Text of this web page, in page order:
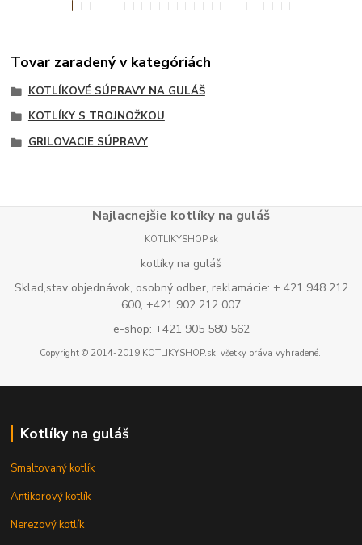
Tovar zaradený v kategóriách
KOTLÍKOVÉ SÚPRAVY NA GULÁŠ
KOTLÍKY S TROJNOŽKOU
GRILOVACIE SÚPRAVY
Najlacnejšie kotlíky na guláš
KOTLIKYSHOP.sk
kotlíky na guláš
Sklad,stav objednávok, osobný odber, reklamácie: + 421 948 212
600, +421 902 212 007
e-shop: +421 905 580 562
Copyright © 2014-2019 KOTLIKYSHOP.sk, všetky práva vyhradené..
Kotlíky na guláš
Smaltovaný kotlík
Antikorový kotlík
Nerezový kotlík